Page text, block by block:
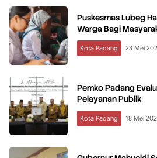
Puskesmas Lubeg
Warga Bagi
Kota Padang 23 Mei
Pemko Padang
Pelayanan Publik
Kota Padang 18 Mei